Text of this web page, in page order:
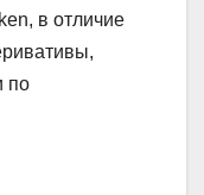
в отличие
по